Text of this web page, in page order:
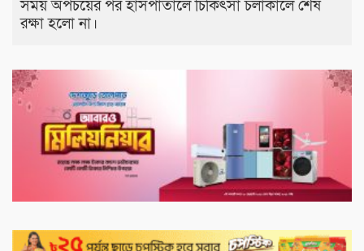
সময় অপচয়ের পর হাসপাতালে চিকিৎসা চলাকালে শেষ
রক্ষা হলো না।